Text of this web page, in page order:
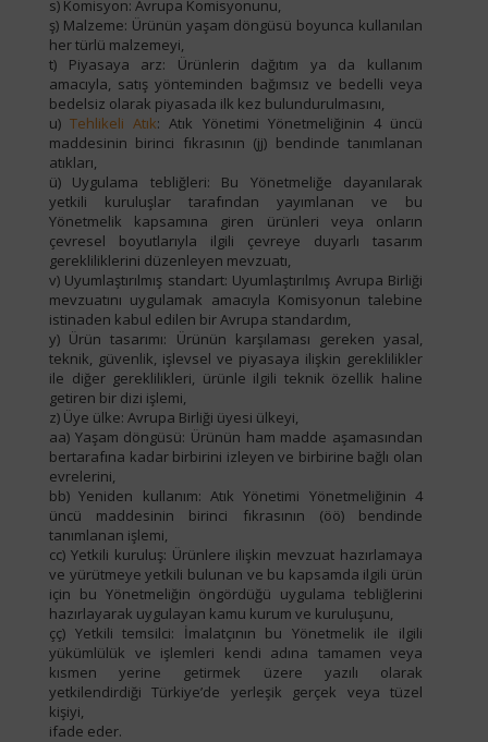
s) Komisyon: Avrupa Komisyonunu,
ş) Malzeme: Ürünün yaşam döngüsü boyunca kullanılan
her türlü malzemeyi,
t) Piyasaya arz: Ürünlerin dağıtım ya da kullanım
amacıyla, satış yönteminden bağımsız ve bedelli veya
bedelsiz olarak piyasada ilk kez bulundurulmasını,
u)Tehlikeli Atık: Atık Yönetimi Yönetmeliğinin 4 üncü
maddesinin birinci fıkrasının (jj) bendinde tanımlanan
atıkları,
ü) Uygulama tebliğleri: Bu Yönetmeliğe dayanılarak
yetkili kuruluşlar tarafından yayımlanan ve bu
Yönetmelik kapsamına giren ürünleri veya onların
çevresel boyutlarıyla ilgili çevreye duyarlı tasarım
gerekliliklerini düzenleyen mevzuatı,
v) Uyumlaştırılmış standart: Uyumlaştırılmış Avrupa Birliği
mevzuatını uygulamak amacıyla Komisyonun talebine
istinaden kabul edilen bir Avrupa standardım,
y) Ürün tasarımı: Ürünün karşılaması gereken yasal,
teknik, güvenlik, işlevsel ve piyasaya ilişkin gereklilikler
ile diğer gereklilikleri, ürünle ilgili teknik özellik haline
getiren bir dizi işlemi,
z) Üye ülke: Avrupa Birliği üyesi ülkeyi,
aa) Yaşam döngüsü: Ürünün ham madde aşamasından
bertarafına kadar birbirini izleyen ve birbirine bağlı olan
evrelerini,
bb) Yeniden kullanım: Atık Yönetimi Yönetmeliğinin 4
üncü maddesinin birinci fıkrasının (öö) bendinde
tanımlanan işlemi,
cc) Yetkili kuruluş: Ürünlere ilişkin mevzuat hazırlamaya
ve yürütmeye yetkili bulunan ve bu kapsamda ilgili ürün
için bu Yönetmeliğin öngördüğü uygulama tebliğlerini
hazırlayarak uygulayan kamu kurum ve kuruluşunu,
çç) Yetkili temsilci: İmalatçının bu Yönetmelik ile ilgili
yükümlülük ve işlemleri kendi adına tamamen veya
kısmen yerine getirmek üzere yazılı olarak
yetkilendirdiği Türkiye’de yerleşik gerçek veya tüzel
kişiyi,
ifade eder.